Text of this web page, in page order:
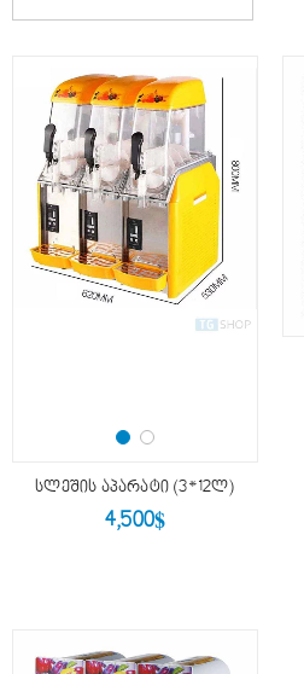
სლეშის აპარატი (3*12ლ)
4,500$